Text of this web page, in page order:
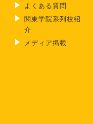
よくある質問
関東学院系列校紹
介
メディア掲載